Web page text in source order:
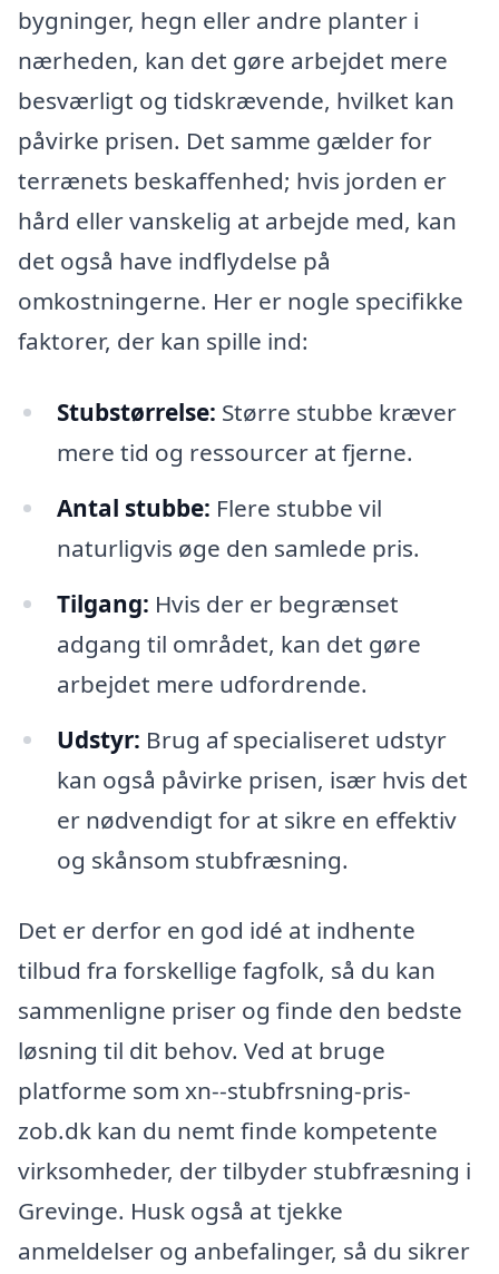
bygninger, hegn eller andre planter i
nærheden, kan det gøre arbejdet mere
besværligt og tidskrævende, hvilket kan
påvirke prisen. Det samme gælder for
terrænets beskaffenhed; hvis jorden er
hård eller vanskelig at arbejde med, kan
det også have indflydelse på
omkostningerne. Her er nogle specifikke
faktorer, der kan spille ind:
Stubstørrelse: Større stubbe kræver
mere tid og ressourcer at fjerne.
Antal stubbe: Flere stubbe vil
naturligvis øge den samlede pris.
Tilgang: Hvis der er begrænset
adgang til området, kan det gøre
arbejdet mere udfordrende.
Udstyr: Brug af specialiseret udstyr
kan også påvirke prisen, især hvis det
er nødvendigt for at sikre en effektiv
og skånsom stubfræsning.
Det er derfor en god idé at indhente
tilbud fra forskellige fagfolk, så du kan
sammenligne priser og finde den bedste
løsning til dit behov. Ved at bruge
platforme som xn--stubfrsning-pris-
zob.dk kan du nemt finde kompetente
virksomheder, der tilbyder stubfræsning i
Grevinge. Husk også at tjekke
anmeldelser og anbefalinger, så du sikrer